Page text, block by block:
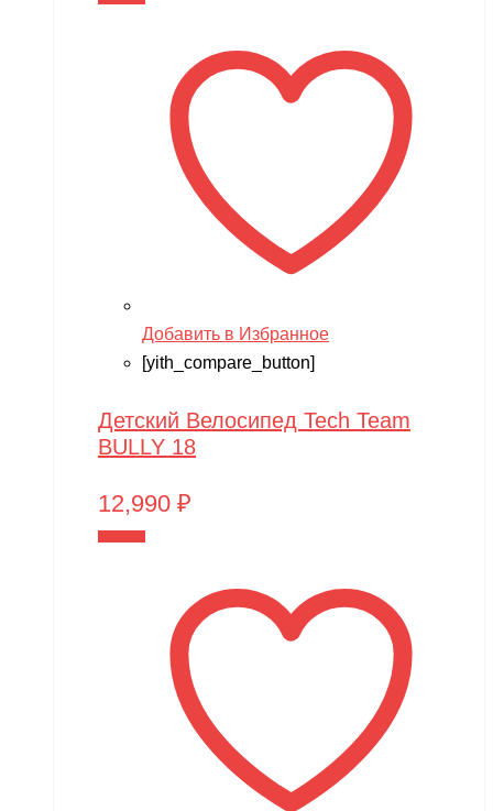
Добавить в Избранное
[yith_compare_button]
Детский Велосипед Tech Team
BULLY 18
12,990 ₽